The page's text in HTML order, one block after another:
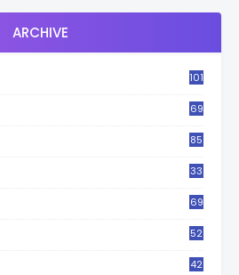
ARCHIVE
101
69
85
33
69
52
42